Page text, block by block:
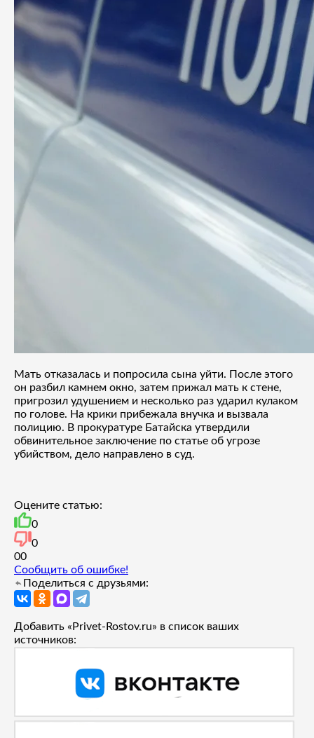
Мать отказалась и попросила сына уйти. После этого
он разбил камнем окно, затем прижал мать к стене,
пригрозил удушением и несколько раз ударил кулаком
по голове. На крики прибежала внучка и вызвала
полицию. В прокуратуре Батайска утвердили
обвинительное заключение по статье об угрозе
убийством, дело направлено в суд.
Оцените статью:
0
0
00
Сообщить об ошибке!
Поделиться с друзьями:
Добавить «Privet-Rostov.ru» в список ваших
источников: